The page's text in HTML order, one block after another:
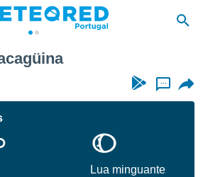
...
Lua minguante